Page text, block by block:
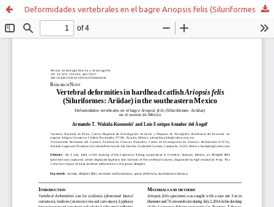
Deformidades vertebrales en el bagre Ariopsis felis (Siluriformes: Ariidae) en el sureste de México